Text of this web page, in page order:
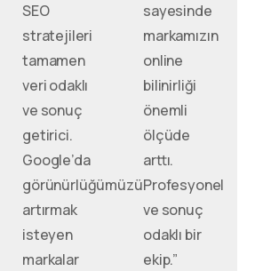
SEO
stratejileri
tamamen
veri odaklı
ve sonuç
getirici.
Google’da
görünürlüğümüzü
artırmak
isteyen
markalar
sayesinde
markamızın
online
bilinirliği
önemli
ölçüde
arttı.
Profesyonel
ve sonuç
odaklı bir
ekip.”